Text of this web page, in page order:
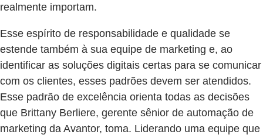
realmente importam.
Esse espírito de responsabilidade e qualidade se
estende também à sua equipe de marketing e, ao
identificar as soluções digitais certas para se comunicar
com os clientes, esses padrões devem ser atendidos.
Esse padrão de excelência orienta todas as decisões
que Brittany Berliere, gerente sênior de automação de
marketing da Avantor, toma. Liderando uma equipe que